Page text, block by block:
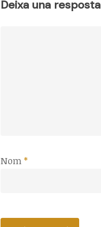
Deixa una resposta
Nom *